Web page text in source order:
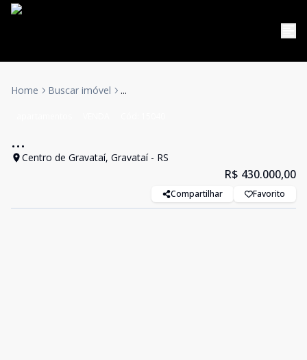
Home Buscar imóvel ...
...
Centro de Gravataí, Gravataí - RS
R$ 430.000,00
Compartilhar Favorito